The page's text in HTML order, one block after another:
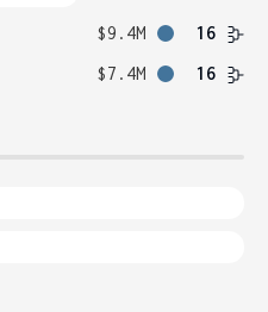
$9.4M
16
$7.4M 16